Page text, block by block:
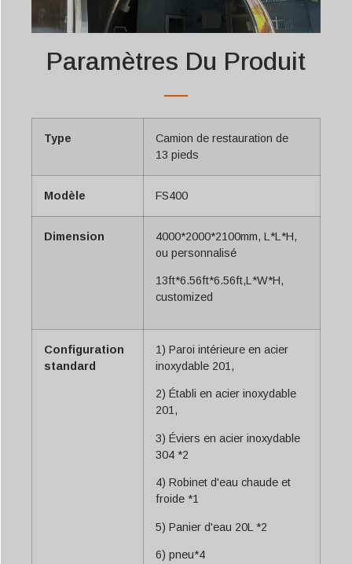
Paramètres Du Produit
Type
Camion de restauration de
13 pieds
Modèle FS400
Dimension
4000*2000*2100mm, L*L*H,
ou personnalisé
13ft*6.56ft*6.56ft,L*W*H,
customized
Configuration
standard
1) Paroi intérieure en acier
inoxydable 201,
2) Établi en acier inoxydable
201,
3) Éviers en acier inoxydable
304 *2
4) Robinet d'eau chaude et
froide *1
5) Panier d'eau 20L *2
6) pneu*4